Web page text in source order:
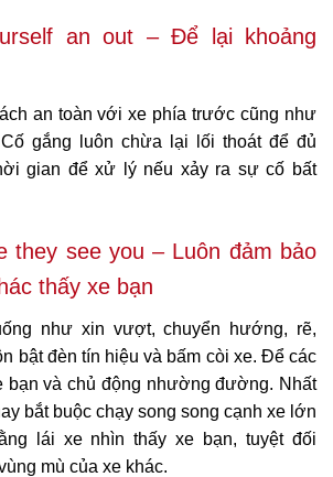
an out – Để lại khoảng
an toàn với xe phía trước cũng như
gắng luôn chừa lại lối thoát để đủ
gian để xử lý nếu xảy ra sự cố bất
they see you – Luôn đảm bảo
thấy xe bạn
như xin vượt, chuyển hướng, rẽ,
bật đèn tín hiệu và bấm còi xe. Để các
bạn và chủ động nhường đường. Nhất
bắt buộc chạy song song cạnh xe lớn
lái xe nhìn thấy xe bạn, tuyệt đối
mù của xe khác.